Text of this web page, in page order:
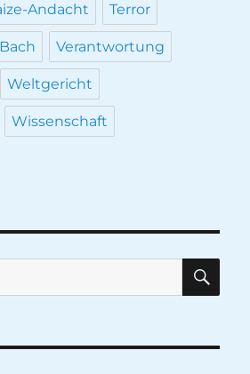
Andacht Terror
Verantwortung
Weltgericht
Wissenschaft